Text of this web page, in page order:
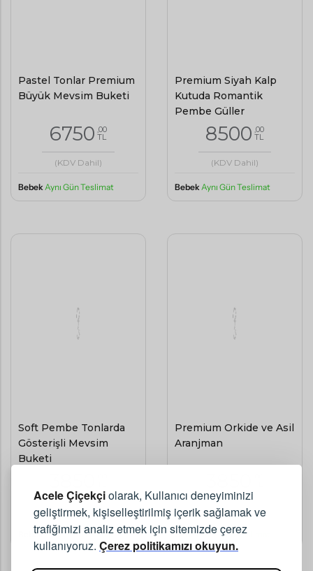
Acele Çiçekçiolarak, Kullanıcı deneyiminizi
geliştirmek, kişiselleştirilmiş içerik sağlamak ve
trafiğimizi analiz etmek için sitemizde çerez
kullanıyoruz. Çerez politikamızı okuyun.
Pastel Tonlar Premium
Büyük Mevsim Buketi
6750 ,00
TL
(KDV Dahil)
BebekAynı Gün Teslimat
Premium Siyah Kalp
Kutuda Romantik
Pembe Güller
8500 ,00
TL
(KDV Dahil)
BebekAynı Gün Teslimat
Soft Pembe Tonlarda
Gösterişli Mevsim
Buketi
(KDV Dahil)
BebekAynı Gün Teslimat
Premium Orkide ve Asil
Aranjman
(KDV Dahil)
BebekAynı Gün Teslimat